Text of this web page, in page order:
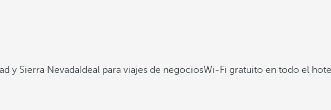
y Sierra Nevada Ideal para viajes de negociosWi-Fi gratuito en todo el